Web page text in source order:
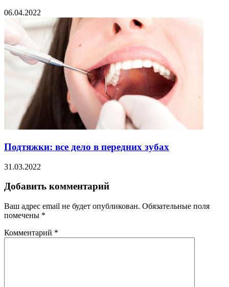
06.04.2022
Подтяжки: все дело в передних зубах
31.03.2022
Добавить комментарий
Ваш адрес email не будет опубликован. Обязательные поля
помечены *
Комментарий *